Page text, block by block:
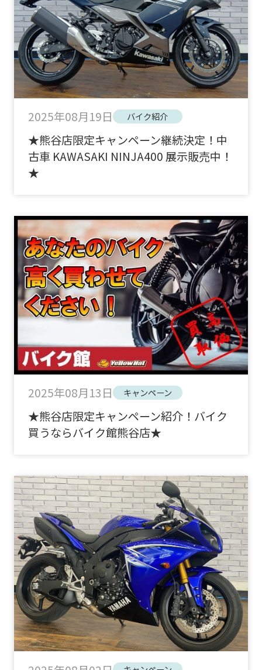
2025年08月19日 バイク紹介
★熊谷店限定キャンペーン継続決定！中
古車 KAWASAKI NINJA400 展示販売中！
★
2025年08月13日 キャンペーン
★熊谷店限定キャンペーン紹介！バイク
買うならバイク館熊谷店★